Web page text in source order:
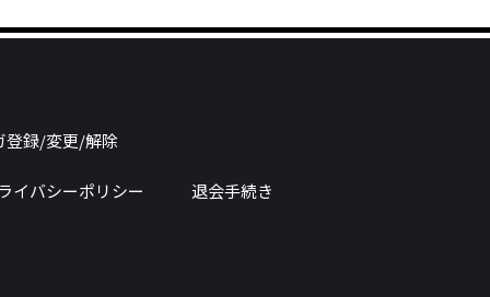
登録/変更/解除
イバシーポリシー 退会手続き